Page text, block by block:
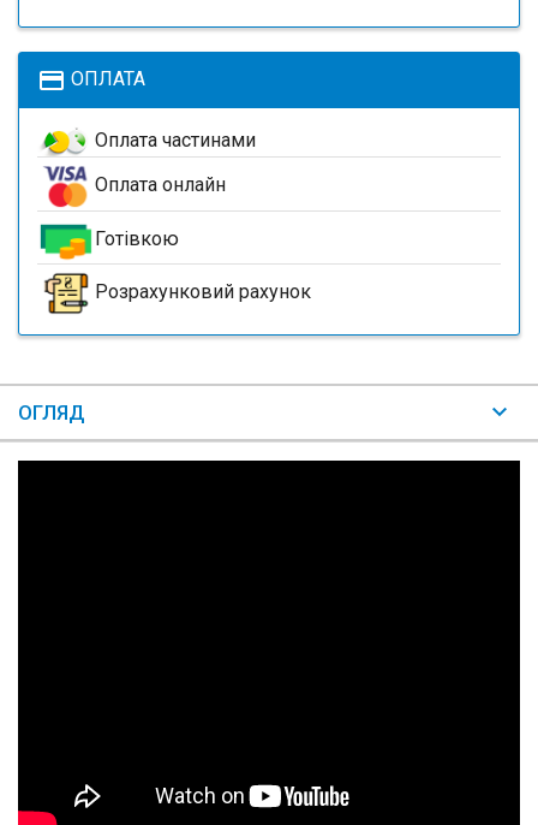
payment ОПЛАТА
Оплата частинами
Оплата онлайн
Готівкою
Розрахунковий рахунок
ОГЛЯД